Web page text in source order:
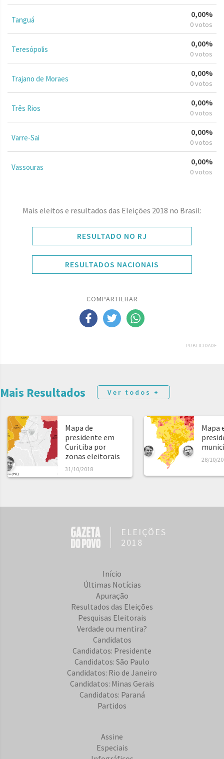
Tanguá
0,00%
0 votos
Teresópolis
0,00%
0 votos
Trajano de Moraes
0,00%
0 votos
Três Rios
0,00%
0 votos
Varre-Sai
0,00%
0 votos
Vassouras
0,00%
0 votos
Mais eleitos e resultados das Eleições 2018 no Brasil:
RESULTADO NO RJ
RESULTADOS NACIONAIS
COMPARTILHAR
PUBLICIDADE
Mais Resultados Ver todos +
Mapa de
presidente em
Curitiba por
zonas eleitorais
31/10/2018
Mapa
28/10/
ELEIÇÕES
2018
Início
Últimas Notícias
Apuração
Resultados das Eleições
Pesquisas Eleitorais
Verdade ou mentira?
Candidatos
Candidatos: Presidente
Candidatos: São Paulo
Candidatos: Rio de Janeiro
Candidatos: Minas Gerais
Candidatos: Paraná
Partidos
Assine
Especiais